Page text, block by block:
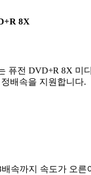
8X
퓨전 DVD+R 8X 미
배속을 지원합니다.
속까지 속도가 오른